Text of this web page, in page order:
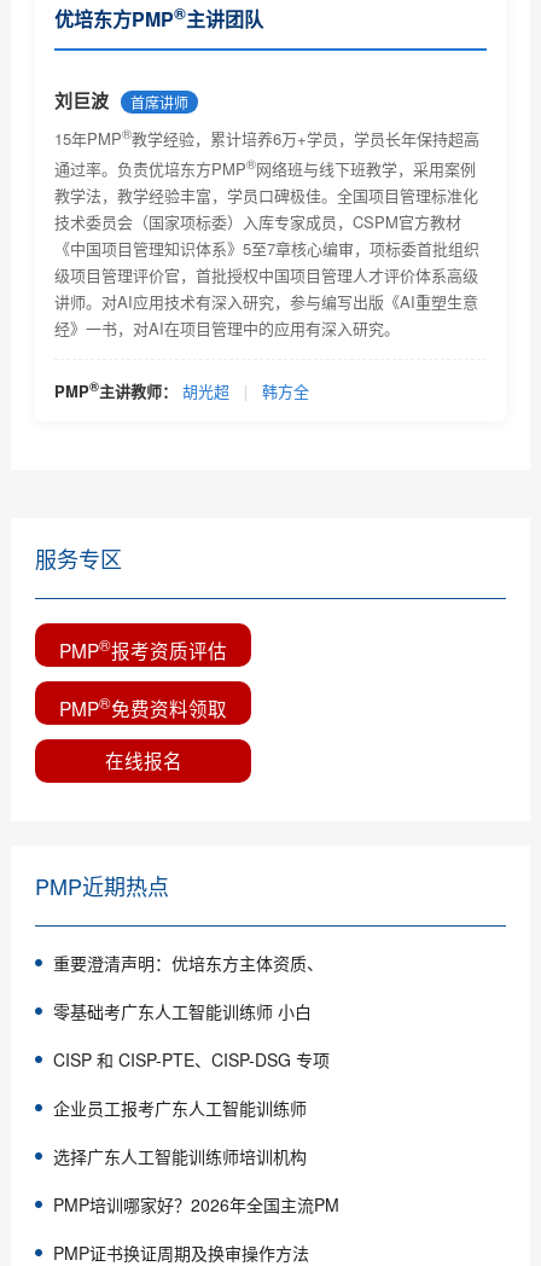
PMI(中国)2017项目管理大会诚征主题（优培东方）
关于2017年6月份项目管理考试北京考场已达报名人数
上限...
关于PMBOK® 指南改版及PMP®认证考试更新有关事宜
的通知...
2018年项目管理认证考试时间安排及教材改版通知
关于项目管理系列职业资格认证考试考试费价格调整的
通...
2018年2月PMI全球认证人士及《项目管理知识体系指南
(P...
优培东方2018年9月8日项目管理资格认证考试的报名通
全球PMP认证人数2019年4月
优培东方PMP®主讲团队
刘巨波 首席讲师
15年PMP®教学经验，累计培养6万+学员，学员长年保持超高
通过率。负责优培东方PMP®网络班与线下班教学，采用案例
教学法，教学经验丰富，学员口碑极佳。全国项目管理标准化
技术委员会（国家项标委）入库专家成员，CSPM官方教材
《中国项目管理知识体系》5至7章核心编审，项标委首批组织
级项目管理评价官，首批授权中国项目管理人才评价体系高级
讲师。对AI应用技术有深入研究，参与编写出版《AI重塑生意
经》一书，对AI在项目管理中的应用有深入研究。
PMP®主讲教师： 胡光超 | 韩方全
服务专区
PMP®报考资质评估
PMP®免费资料领取
在线报名
PMP近期热点
重要澄清声明：优培东方主体资质、
零基础考广东人工智能训练师 小白
CISP 和 CISP-PTE、CISP-DSG 专项
企业员工报考广东人工智能训练师
选择广东人工智能训练师培训机构
PMP培训哪家好？2026年全国主流PM
PMP证书换证周期及换审操作方法